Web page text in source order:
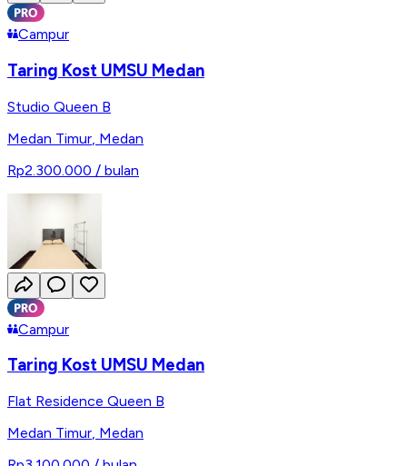
Campur
Taring Kost UMSU Medan
Studio Queen B
Medan Timur Medan
Rp2.300.000 / bulan
Campur
Taring Kost UMSU Medan
Flat Residence Queen B
Medan Timur, Medan